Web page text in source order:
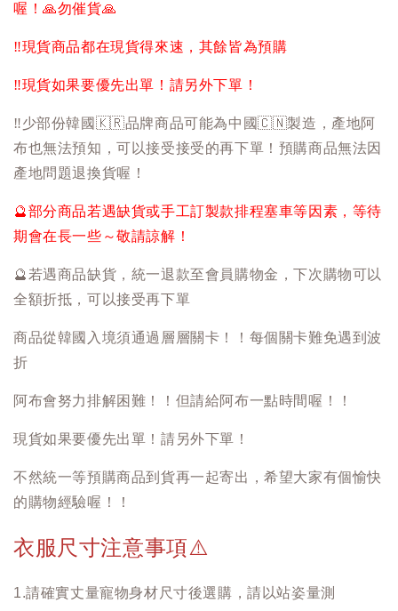
喔！🙏勿催貨🙏
‼️現貨商品都在現貨得來速，其餘皆為預購
‼️現貨如果要優先出單！請另外下單！
‼️少部份韓國 🇰🇷品牌商品可能為中國🇨🇳製造，產地阿
布也無法預知，可以接受接受的再下單！預購商品無法因
產地問題退換貨喔！
🔮部分商品若遇缺貨或手工訂製款排程塞車等因素，等待
期會在長一些～敬請諒解！
🔮 若遇商品缺貨，統一退款至會員購物金，下次購物可以
全額折抵，可以接受再下單
商品從韓國入境須通過層層關卡！！每個關卡難免遇到波
折
阿布會努力排解困難！！但請給阿布一點時間喔！！
現貨如果要優先出單！請另外下單！
不然統一等預購商品到貨再一起寄出，希望大家有個愉快
的購物經驗喔！！
衣服尺寸注意事項⚠️
1.請確實丈量寵物身材尺寸後選購，請以站姿量測